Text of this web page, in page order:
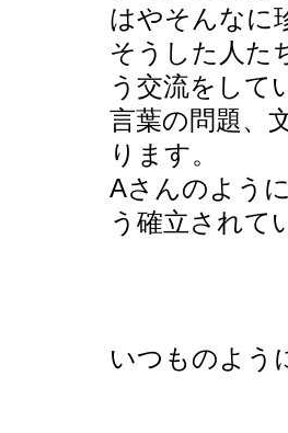
はやそんなに
そうした人た
う交流をして
言葉の問題、
ります。
Aさんのよう
う確立されて
いつものよう